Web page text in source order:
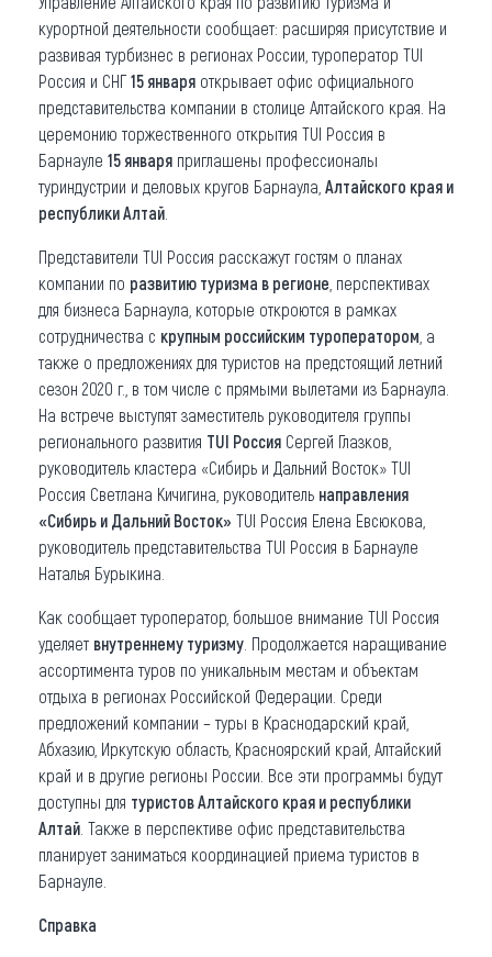
Что привезти (сувениры)
О регионе
Коллекция впечатлений
Другие рубрики
курортной деятельности сообщает: расширяя присутствие и
развивая турбизнес в регионах России, туроператор TUI
Россия и СНГ 15 января открывает офис официального
представительства компании в столице Алтайского края. На
церемонию торжественного открытия TUI Россия в
Барнауле 15 января приглашены профессионалы
туриндустрии и деловых кругов Барнаула, Алтайского края и
республики Алтай
Представители TUI Россия расскажут гостям о планах
компании по развитию туризма в регионе , перспективах
для бизнеса Барнаула, которые откроются в рамках
сотрудничества с крупным российским туроператором , а
также о предложениях для туристов на предстоящий летний
сезон 2020 г., в том числе с прямыми вылетами из Барнаула.
На встрече выступят заместитель руководителя группы
регионального развития TUI Россия Сергей Глазков,
руководитель кластера «Сибирь и Дальний Восток» TUI
Россия Светлана Кичигина, руководитель направления
«Сибирь и Дальний Восток» TUI Россия Елена Евсюкова,
руководитель представительства TUI Россия в Барнауле
Наталья Бурыкина.
Как сообщает туроператор, большое внимание TUI Россия
уделяет внутреннему туризму . Продолжается наращивание
ассортимента туров по уникальным местам и объектам
отдыха в регионах Российской Федерации. Среди
предложений компании – туры в Краснодарский край,
Абхазию, Иркутскую область, Красноярский край, Алтайский
край и в другие регионы России. Все эти программы будут
доступны для туристов Алтайского края и республики
Алтай . Также в перспективе офис представительства
планирует заниматься координацией приема туристов в
Барнауле.
Справка